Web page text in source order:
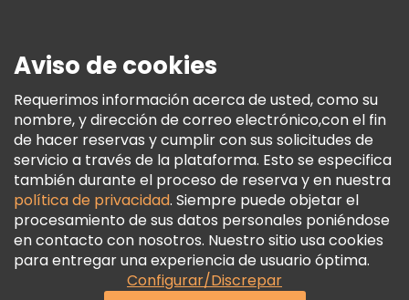
Términos E Información Legal
Política De Cookies
Freetour Premios
Programa De Fidelidad
Aviso de cookies
Requerimos información acerca de usted, como su
nombre, y dirección de correo electrónico,con el fin
de hacer reservas y cumplir con sus solicitudes de
servicio a través de la plataforma. Esto se especifica
también durante el proceso de reserva y en nuestra
política de privacidad. Siempre puede objetar el
procesamiento de sus datos personales poniéndose
en contacto con nosotros. Nuestro sitio usa cookies
para entregar una experiencia de usuario óptima.
Configurar/Discrepar